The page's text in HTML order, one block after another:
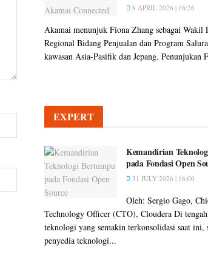
8 APRIL 2026 | 16:26
Akamai menunjuk Fiona Zhang sebagai Wakil
Regional Bidang Penjualan dan Program
kawasan Asia-Pasifik dan Jepang. Penunjukan
EXPERT
Kemandirian
pada Fondasi Open
31 JULY 2026 | 16:00
Oleh: Sergio Gago,
Technology Officer (CTO), Cloudera Di
teknologi yang semakin terkonsolidasi saat ini,
penyedia teknologi...